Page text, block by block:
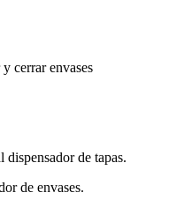
cerrar envases
de tapas.
de envases.